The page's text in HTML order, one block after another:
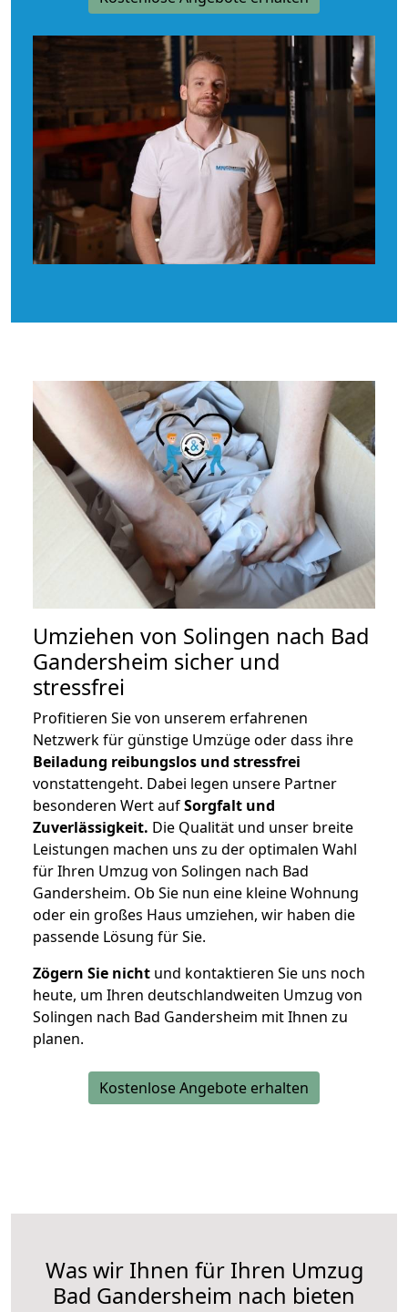
Umziehen von Solingen nach Bad
Gandersheim sicher und
stressfrei
Profitieren Sie von unserem erfahrenen
Netzwerk für günstige Umzüge oder dass ihre
Beiladung reibungslos und stressfrei
vonstattengeht. Dabei legen unsere Partner
besonderen Wert aufSorgfalt und
Zuverlässigkeit. Die Qualität und unser breite
Leistungen machen uns zu der optimalen Wahl
für Ihren Umzug von Solingen nach Bad
Gandersheim. Ob Sie nun eine kleine Wohnung
oder ein großes Haus umziehen, wir haben die
passende Lösung für Sie.
Zögern Sie nicht und kontaktieren Sie uns noch
heute, um Ihren deutschlandweiten Umzug von
Solingen nach Bad Gandersheim mit Ihnen zu
planen.
Kostenlose Angebote erhalten
Was wir Ihnen für Ihren Umzug
Bad Gandersheim nach bieten